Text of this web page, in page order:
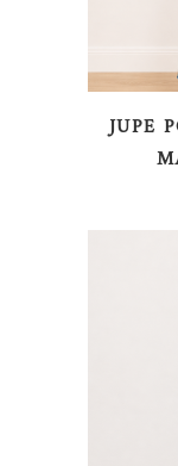
JUPE